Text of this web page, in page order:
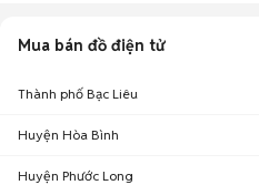
Mua bán đồ điện tử
Thành phố Bạc Liêu
Huyện Hòa Bình
Huyện Phước Long